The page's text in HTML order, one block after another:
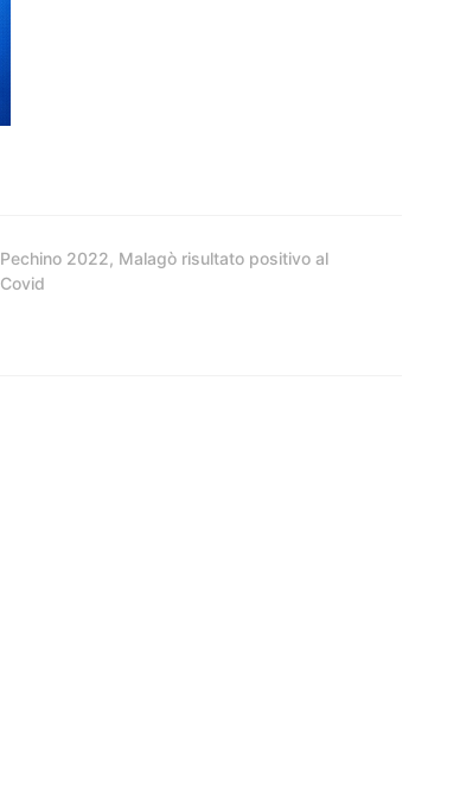
Pechino 2022, Malagò risultato positivo al
Covid